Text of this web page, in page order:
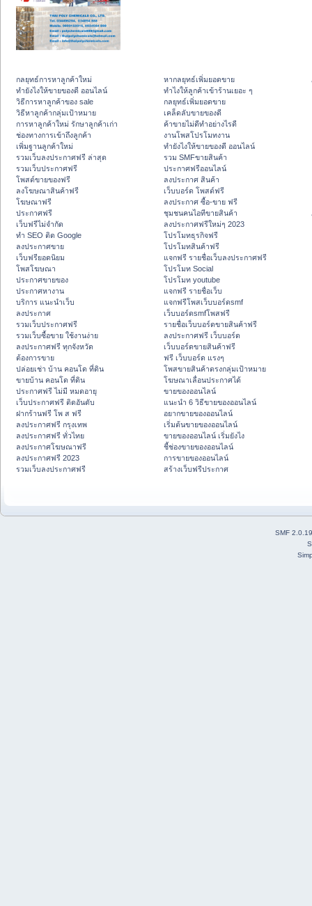
กลยุทธ์การหาลูกค้าใหม่
ทํายังไงให้ขายของดี ออนไลน์
วิธีการหาลูกค้าของ sale
วิธีหาลูกค้ากลุ่มเป้าหมาย
การหาลูกค้าใหม่ รักษาลูกค้าเก่า
ช่องทางการเข้าถึงลูกค้า
เพิ่มฐานลูกค้าใหม่
รวมเว็บลงประกาศฟรี ล่าสุด
รวมเว็บประกาศฟรี
โพสต์ขายของฟรี
ลงโฆษณาสินค้าฟรี
โฆษณาฟรี
ประกาศฟรี
เว็บฟรีไม่จำกัด
ทำ SEO ติด Google
ลงประกาศขาย
เว็บฟรียอดนิยม
โพสโฆษณา
ประกาศขายของ
ประกาศหางาน
บริการ แนะนำเว็บ
ลงประกาศ
รวมเว็บประกาศฟรี
รวมเว็บซื้อขาย ใช้งานง่าย
ลงประกาศฟรี ทุกจังหวัด
ต้องการขาย
ปล่อยเช่า บ้าน คอนโด ที่ดิน
ขายบ้าน คอนโด ที่ดิน
ประกาศฟรี ไม่มี หมดอายุ
เว็บประกาศฟรี ติดอันดับ
ฝากร้านฟรี โพ ส ฟรี
ลงประกาศฟรี กรุงเทพ
ลงประกาศฟรี ทั่วไทย
ลงประกาศโฆษณาฟรี
ลงประกาศฟรี 2023
รวมเว็บลงประกาศฟรี
หากลยุทธ์เพิ่มยอดขาย
ทําไงให้ลูกค้าเข้าร้านเยอะ ๆ
กลยุทธ์เพิ่มยอดขาย
เคล็ดลับขายของดี
ค้าขายไม่ดีทำอย่างไรดี
งานโพสโปรโมทงาน
ทํายังไงให้ขายของดี ออนไลน์
รวม SMFขายสินค้า
ประกาศฟรีออนไลน์
ลงประกาศ สินค้า
เว็บบอร์ด โพสต์ฟรี
ลงประกาศ ซื้อ-ขาย ฟรี
ชุมชนคนไอทีขายสินค้า
ลงประกาศฟรีใหม่ๆ 2023
โปรโมทธุรกิจฟรี
โปรโมทสินค้าฟรี
แจกฟรี รายชื่อเว็บลงประกาศฟรี
โปรโมท Social
โปรโมท youtube
แจกฟรี รายชื่อเว็บ
แจกฟรีโพสเว็บบอร์ดsmf
เว็บบอร์ดsmfโพสฟรี
รายชื่อเว็บบอร์ดขายสินค้าฟรี
ลงประกาศฟรี เว็บบอร์ด
เว็บบอร์ดขายสินค้าฟรี
ฟรี เว็บบอร์ด แรงๆ
โพสขายสินค้าตรงกลุ่มเป้าหมาย
โฆษณาเลื่อนประกาศได้
ขายของออนไลน์
แนะนำ 6 วิธีขายของออนไลน์
อยากขายของออนไลน์
เริ่มต้นขายของออนไลน์
ขายของออนไลน์ เริ่มยังไง
ชี้ช่องขายของออนไลน์
การขายของออนไลน์
สร้างเว็บฟรีประกาศ
SMF 2.0.19